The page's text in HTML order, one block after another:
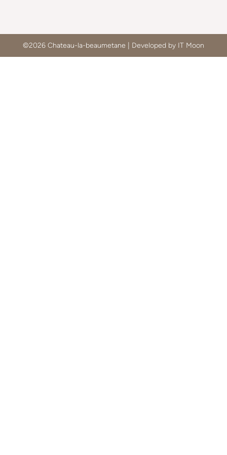
©2026 Chateau-la-beaumetane | Developed by IT Moon